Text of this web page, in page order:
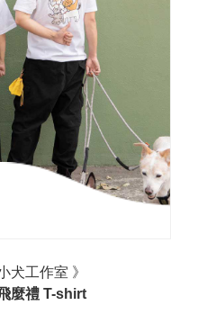
犬工作室 》
麼禮 T-shirt